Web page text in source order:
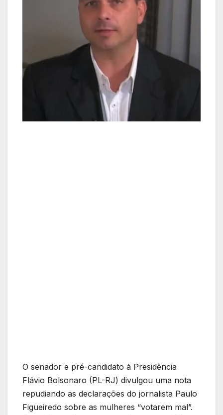
O senador e pré-candidato à Presidência
Flávio Bolsonaro (PL-RJ) divulgou uma nota
repudiando as declarações do jornalista Paulo
Figueiredo sobre as mulheres “votarem mal”.